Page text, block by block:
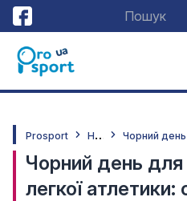
Prosport Н
овини
Чорний день для
легкої